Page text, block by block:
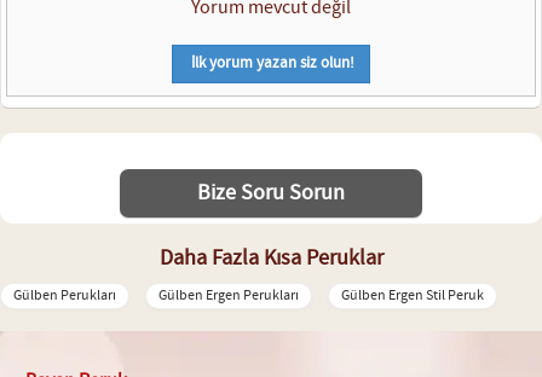
Yorum mevcut değil
İlk yorum yazan siz olun!
Bize Soru Sorun
Daha Fazla Kısa Peruklar
Gülben Perukları Gülben Ergen Perukları Gülben Ergen Stil Peruk